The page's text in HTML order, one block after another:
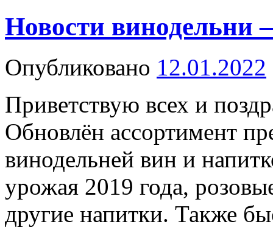
Новости винодельни
Опубликовано 12.01.2022
Приветствую всех и
Обновлён ассортимент
винодельней вин и
урожая 2019 года,
другие напитки. Также